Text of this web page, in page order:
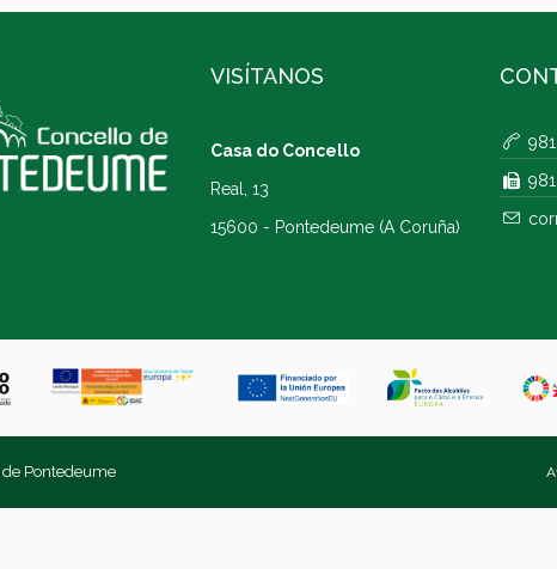
VISÍTANOS
Casa do Concello
Real, 13
15600 - Pontedeume (A Coruña)
Pontedeume